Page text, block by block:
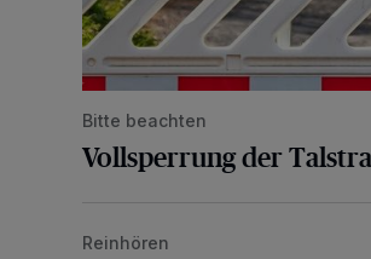
Bitte beachten
Vollsperrung der
„Loss dir nix jefalle“ in 7 Tage 1
Reinhören